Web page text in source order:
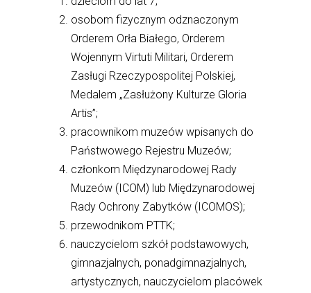
osobom fizycznym odznaczonym
Orderem Orła Białego, Orderem
Wojennym Virtuti Militari, Orderem
Zasługi Rzeczypospolitej Polskiej,
Medalem „Zasłużony Kulturze Gloria
Artis”;
pracownikom muzeów wpisanych do
Państwowego Rejestru Muzeów;
członkom Międzynarodowej Rady
Muzeów (ICOM) lub Międzynarodowej
Rady Ochrony Zabytków (ICOMOS);
przewodnikom PTTK;
nauczycielom szkół podstawowych,
gimnazjalnych, ponadgimnazjalnych,
artystycznych, nauczycielom placówek